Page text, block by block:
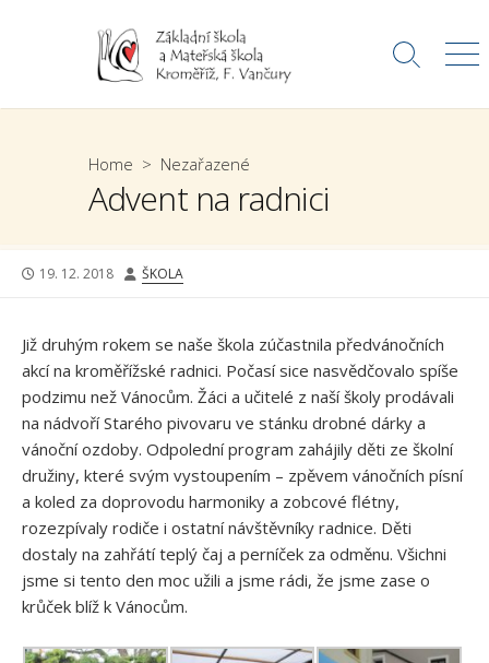
Search
Home > Nezařazené
Advent na radnici
PUBLISHED
19. 12. 2018 AUTHOR
ŠKOLA
Již druhým rokem se naše škola zúčastnila předvánočních
akcí na kroměřížské radnici. Počasí sice nasvědčovalo spíše
podzimu než Vánocům. Žáci a učitelé z naší školy prodávali
na nádvoří Starého pivovaru ve stánku drobné dárky a
vánoční ozdoby. Odpolední program zahájily děti ze školní
družiny, které svým vystoupením – zpěvem vánočních písní
a koled za doprovodu harmoniky a zobcové flétny,
rozezpívaly rodiče i ostatní návštěvníky radnice. Děti
dostaly na zahřátí teplý čaj a perníček za odměnu. Všichni
jsme si tento den moc užili a jsme rádi, že jsme zase o
krůček blíž k Vánocům.